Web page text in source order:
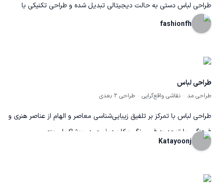
طراحی لباس دستی به حالت دیجیتالی تبدیل شده و طراحی تکنیکی با
دقت بالا توسط نرم افزار ایلاستریتور انجام شده. برای طراحی این پالتو از
fashionfh
طراحی لباس
طراحی مد نقاشی واقع‌گرایی طراحی ۲ بعدی
طراحی لباس با تمرکز بر تلفیق زیبایی‌شناسی معاصر و الهام از عناصر هنری و
فرهنگی، با توجه به فرم، رنگ و کاربردپذیری در پوشاک امروزی.
Katayoonj